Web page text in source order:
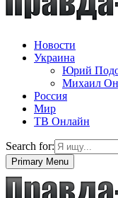
Новости
Украина
Юрий
Михаил
Россия
Мир
ТВ Онлайн
Search for:
Primary Menu